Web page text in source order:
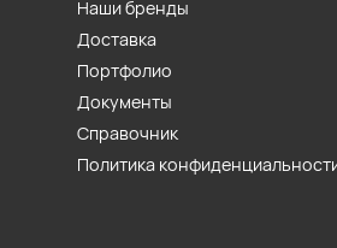
Наши бренды
Доставка
Портфолио
Документы
Справочник
Политика